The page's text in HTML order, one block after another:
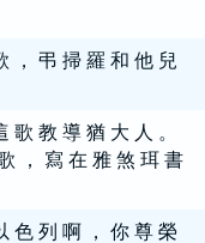
， 弔 掃 羅 和 他 兒
歌 教 導 猶 大 人 。
， 寫 在 雅 煞 珥 書
色 列 啊 ， 你 尊 榮